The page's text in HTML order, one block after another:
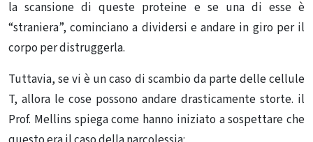
la scansione di queste proteine e se una di esse è
“straniera”, cominciano a dividersi e andare in giro per il
corpo per distruggerla.
Tuttavia, se vi è un caso di scambio da parte delle cellule
T, allora le cose possono andare drasticamente storte. il
Prof. Mellins spiega come hanno iniziato a sospettare che